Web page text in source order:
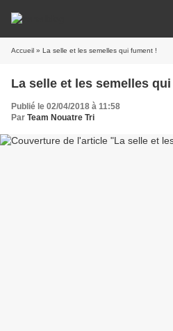
Accueil » La selle et les semelles qui fument !
La selle et les semelles
Publié le 02/04/2018 à 11:58
Par Team Nouatre Tri